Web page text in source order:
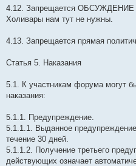
4.12. Запрещается ОБСУЖДЕНИЕ
Холивары нам тут не нужны.
4.13. Запрещается прямая
Статья 5. Наказания
5.1. К участникам форума могут
наказания:
5.1.1. Предупреждение.
5.1.1.1. Выданное
течение 30 дней.
5.1.1.2. Получение третьего
действующих означает